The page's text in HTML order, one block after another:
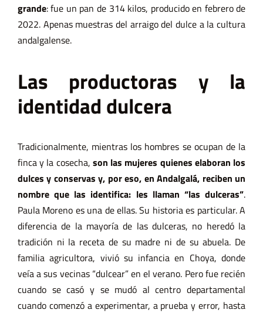
grande: fue un pan de 314 kilos, producido en febrero de
2022. Apenas muestras del arraigo del dulce a la cultura
andalgalense.
Las productoras y la
identidad dulcera
Tradicionalmente, mientras los hombres se ocupan de la
finca y la cosecha, son las mujeres quienes elaboran los
dulces y conservas y, por eso, en Andalgalá, reciben un
nombre que las identifica: les llaman “las dulceras”.
Paula Moreno es una de ellas. Su historia es particular. A
diferencia de la mayoría de las dulceras, no heredó la
tradición ni la receta de su madre ni de su abuela. De
familia agricultora, vivió su infancia en Choya, donde
veía a sus vecinas “dulcear” en el verano. Pero fue recién
cuando se casó y se mudó al centro departamental
cuando comenzó a experimentar, a prueba y error, hasta